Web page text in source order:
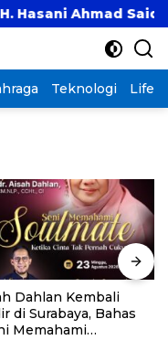
Ahmad Said
Teknologi
Dahlan Kembali
di Surabaya, Bahas
Memahami